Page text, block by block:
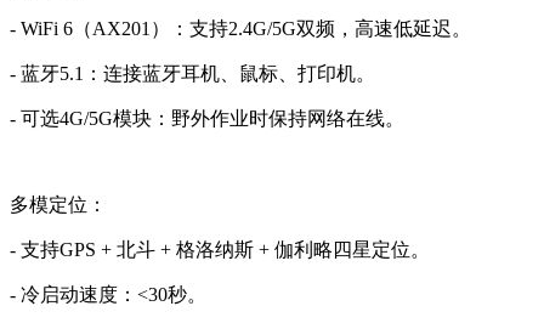
- WiFi 6（AX201）：支持2.4G/5G双频，高速低延迟。
- 蓝牙5.1：连接蓝牙耳机、鼠标、打印机。
- 可选4G/5G模块：野外作业时保持网络在线。
多模定位：
- 支持GPS + 北斗 + 格洛纳斯 + 伽利略四星定位。
- 冷启动速度：<30秒。